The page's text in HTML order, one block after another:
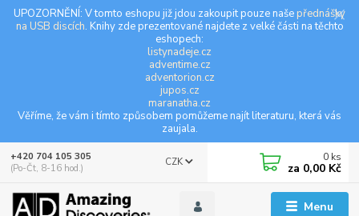
UPOZORNĚNÍ: V tomto eshopu již jdou zakoupit pouze naše přednášky
na USB discích. Knihy zde prezentované najdete z velké části na těchto
eshopech:
listynadeje.cz
adventime.cz
adventorion.cz
jupos.cz
maranatha.cz
Věříme, že vám i tímto způsobem pomůžeme najít literaturu, která vás
zaujala.
Menu
CZK
+420 704 105 305
(Po-Čt, 8-16 hod.)
0 ks
za 0,00 Kč